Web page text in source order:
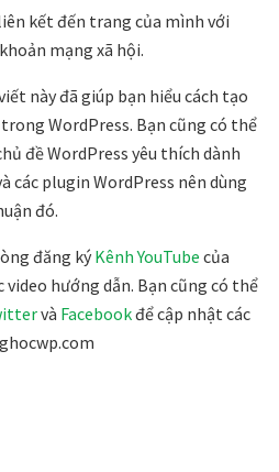
kết đến trang của mình với
mạng xã hội.
này đã giúp bạn hiểu cách tạo
WordPress. Bạn cũng có thể
đề WordPress yêu thích dành
các plugin WordPress nên dùng
đó.
đăng ký Kênh YouTube của
hướng dẫn. Bạn cũng có thể
và Facebookđể cập nhật các